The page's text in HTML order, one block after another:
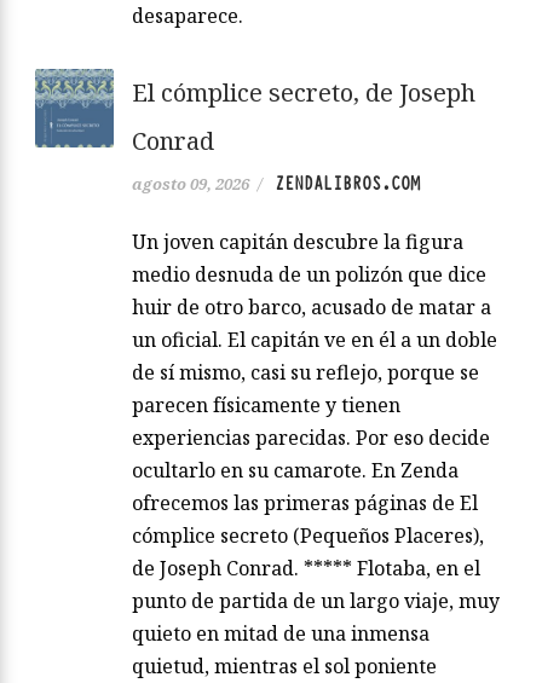
desaparece.
El cómplice secreto, de Joseph
Conrad
agosto 09, 2026 / ZENDALIBROS.COM
Un joven capitán descubre la figura
medio desnuda de un polizón que dice
huir de otro barco, acusado de matar a
un oficial. El capitán ve en él a un doble
de sí mismo, casi su reflejo, porque se
parecen físicamente y tienen
experiencias parecidas. Por eso decide
ocultarlo en su camarote. En Zenda
ofrecemos las primeras páginas de El
cómplice secreto (Pequeños Placeres),
de Joseph Conrad. ***** Flotaba, en el
punto de partida de un largo viaje, muy
quieto en mitad de una inmensa
quietud, mientras el sol poniente